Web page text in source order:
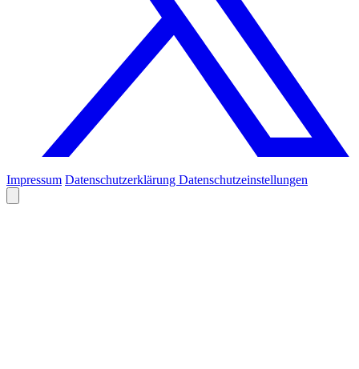
Impressum Datenschutzerklärung Datenschutzeinstellungen